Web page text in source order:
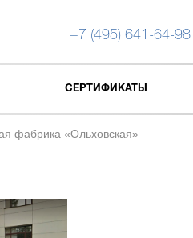
+7 (495) 641-64-98
СЕРТИФИКАТЫ
фабрика «Ольховская»